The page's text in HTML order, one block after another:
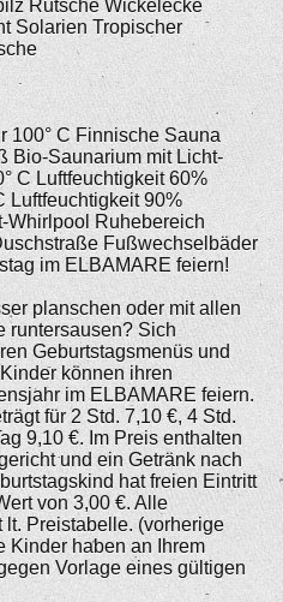
Rutsche Wickelecke
Solarien Tropischer
100° C Finnische Sauna
Bio-Saunarium mit Licht-
C Luftfeuchtigkeit 60%
Luftfeuchtigkeit 90%
Whirlpool Ruhebereich
Fußwechselbäder
im ELBAMARE feiern!
planschen oder mit allen
runtersausen? Sich
Geburtstagsmenüs und
können ihren
im ELBAMARE feiern.
für 2 Std. 7,10 €, 4 Std.
9,10 €. Im Preis enthalten
und ein Getränk nach
hat freien Eintritt
von 3,00 €. Alle
Preistabelle. (vorherige
Kinder haben an Ihrem
Vorlage eines gültigen